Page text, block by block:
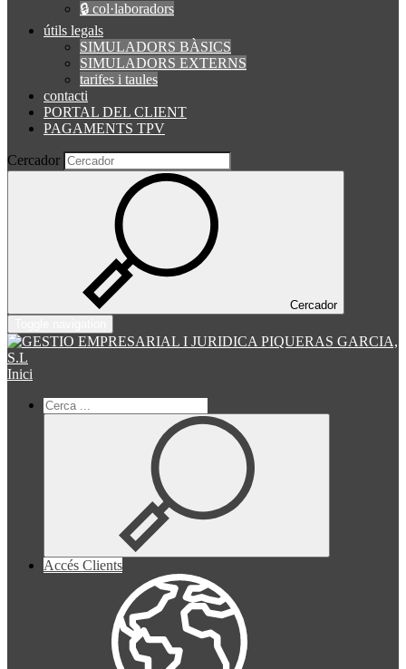
🔒 col·laboradors
útils legals
SIMULADORS BÀSICS
SIMULADORS EXTERNS
tarifes i taules
contacti
PORTAL DEL CLIENT
PAGAMENTS TPV
Cercador
Cercador
Inici
Accés Clients